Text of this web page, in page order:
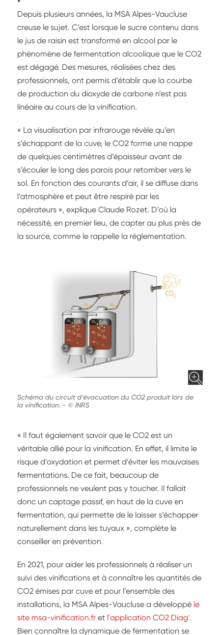
Depuis plusieurs années, la MSA Alpes-Vaucluse
creuse le sujet. C’est lorsque le sucre contenu dans
le jus de raisin est transformé en alcool par le
phénomène de fermentation alcoolique que le CO2
est dégagé. Des mesures, réalisées chez des
professionnels, ont permis d’établir que la courbe
de production du dioxyde de carbone n’est pas
linéaire au cours de la vinification.
« La visualisation par infrarouge révèle qu’en
s’échappant de la cuve, le CO2 forme une nappe
de quelques centimètres d’épaisseur avant de
s’écouler le long des parois pour retomber vers le
sol. En fonction des courants d’air, il se diffuse dans
l’atmosphère et peut être respiré par les
opérateurs », explique Claude Rozet. D’où la
nécessité, en premier lieu, de capter au plus près de
la source, comme le rappelle la réglementation.
Schéma du circuit d'évacuation du CO2 produit lors de
la vinification. - © INRS
« Il faut également savoir que le CO2 est un
véritable allié pour la vinification. En effet, il limite le
risque d’oxydation et permet d’éviter les mauvaises
fermentations. De ce fait, beaucoup de
professionnels ne veulent pas y toucher. Il fallait
donc un captage passif, en haut de la cuve en
fermentation, qui permette de le laisser s’échapper
naturellement dans les tuyaux », complète le
conseiller en prévention.
En 2021, pour aider les professionnels à réaliser un
suivi des vinifications et à connaître les quantités de
CO2 émises par cuve et pour l’ensemble des
installations, la MSA Alpes-Vaucluse a développé le
site msa-vinification.fr et l'application CO2 Diag'.
Bien connaître la dynamique de fermentation se